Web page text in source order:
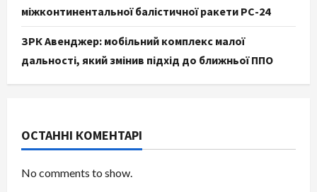
міжконтинентальної балістичної ракети РС-24
ЗРК Авенджер: мобільний комплекс малої
дальності, який змінив підхід до ближньої ППО
ОСТАННІ КОМЕНТАРІ
No comments to show.